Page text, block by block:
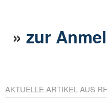
»zur
AKTUELLE ARTIKEL AUS